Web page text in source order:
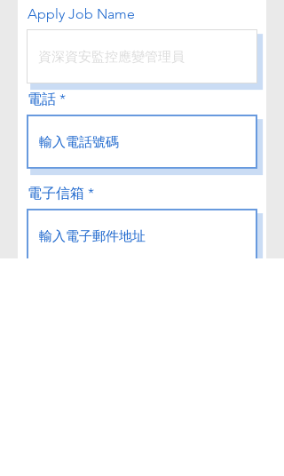
Apply Job Name
電話
電子信箱